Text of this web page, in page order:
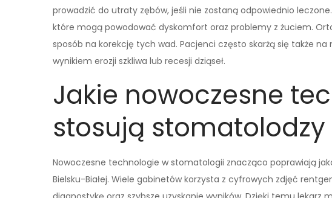
prowadzić do utraty zębów, jeśli nie zostaną odpowiednio
które mogą powodować dyskomfort oraz problemy z żuciem.
sposób na korekcję tych wad. Pacjenci często skarżą się także
wynikiem erozji szkliwa lub recesji dziąseł.
Jakie nowoczesne
stosują stomatolodzy
Nowoczesne technologie w stomatologii znacząco poprawiają
Bielsku-Białej. Wiele gabinetów korzysta z cyfrowych zdjęć